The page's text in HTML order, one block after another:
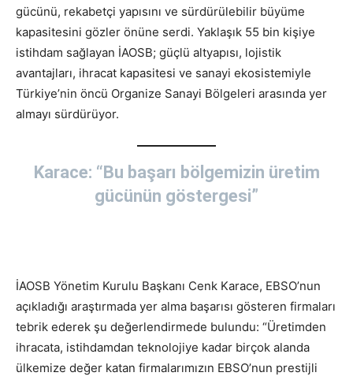
gücünü, rekabetçi yapısını ve sürdürülebilir büyüme
kapasitesini gözler önüne serdi. Yaklaşık 55 bin kişiye
istihdam sağlayan İAOSB; güçlü altyapısı, lojistik
avantajları, ihracat kapasitesi ve sanayi ekosistemiyle
Türkiye’nin öncü Organize Sanayi Bölgeleri arasında yer
almayı sürdürüyor.
Karace: “Bu başarı bölgemizin üretim
gücünün göstergesi”
İAOSB Yönetim Kurulu Başkanı Cenk Karace, EBSO’nun
açıkladığı araştırmada yer alma başarısı gösteren firmaları
tebrik ederek şu değerlendirmede bulundu: “Üretimden
ihracata, istihdamdan teknolojiye kadar birçok alanda
ülkemize değer katan firmalarımızın EBSO’nun prestijli